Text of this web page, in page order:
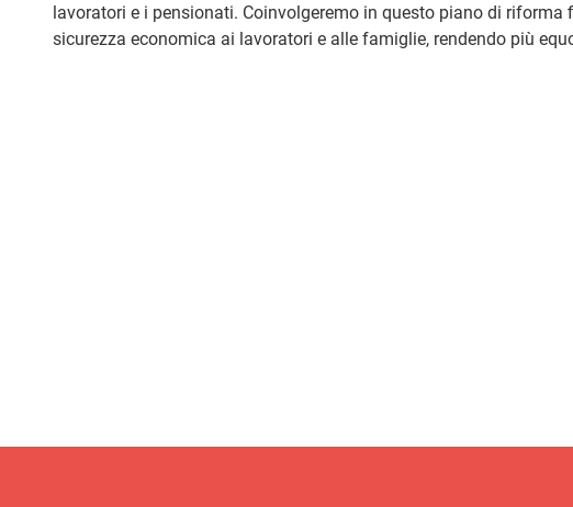
lavoratori e i pensionati. Coinvolgeremo in questo piano di riforma
sicurezza economica ai lavoratori e alle famiglie, rendendo più